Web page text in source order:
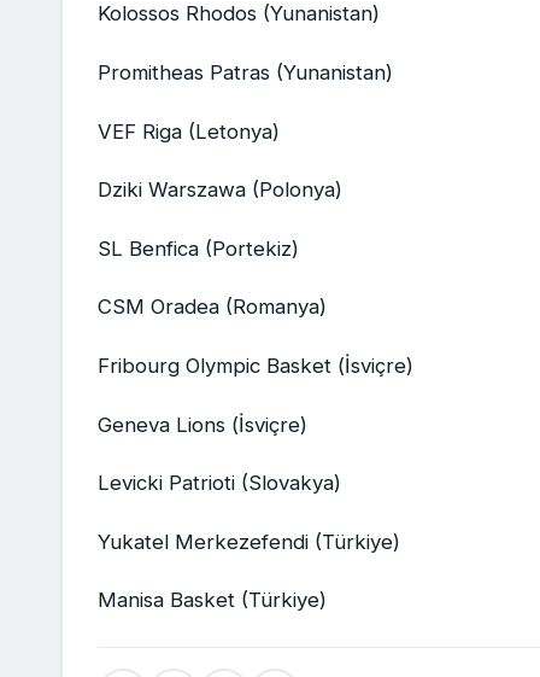
Kolossos Rhodos (Yunanistan)
Promitheas Patras (Yunanistan)
VEF Riga (Letonya)
Dziki Warszawa (Polonya)
SL Benfica (Portekiz)
CSM Oradea (Romanya)
Fribourg Olympic Basket (İsviçre)
Geneva Lions (İsviçre)
Levicki Patrioti (Slovakya)
Yukatel Merkezefendi (Türkiye)
Manisa Basket (Türkiye)